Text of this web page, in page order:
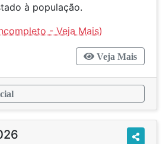
à população.
Veja Mais